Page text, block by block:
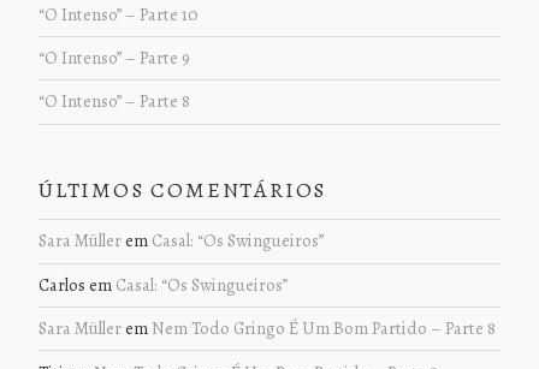
“O Intenso” – Parte 10
“O Intenso” – Parte 9
“O Intenso” – Parte 8
ÚLTIMOS COMENTÁRIOS
Sara Müllerem Casal: “Os Swingueiros”
Carlos em Casal: “Os Swingueiros”
Sara Müllerem Nem Todo Gringo É Um Bom Partido – Parte 8